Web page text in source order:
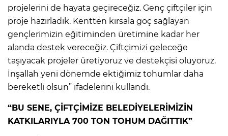
projelerini de hayata geçireceğiz. Genç çiftçiler için
proje hazırladık. Kentten kırsala göç sağlayan
gençlerimizin eğitiminden üretimine kadar her
alanda destek vereceğiz. Çiftçimizi geleceğe
taşıyacak projeler üretiyoruz ve destekçisi oluyoruz.
İnşallah yeni dönemde ektiğimiz tohumlar daha
bereketli olsun” ifadelerini kullandı.
“BU SENE, ÇİFTÇİMİZE BELEDİYELERİMİZİN
KATKILARIYLA 700 TON TOHUM DAĞITTIK”